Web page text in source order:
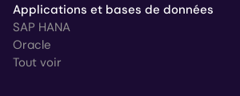
Applications et bases de données
SAP HANA
Oracle
Tout voir